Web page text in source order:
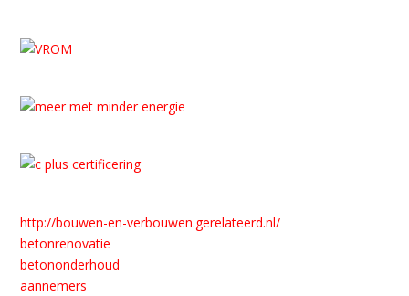
http://bouwen-en-verbouwen.gerelateerd.nl/
betonrenovatie
betononderhoud
aannemers